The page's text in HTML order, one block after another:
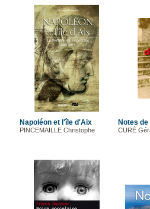
Napoléon et l'île d'Aix
PINCEMAILLE Christophe
Notes
CURÉ